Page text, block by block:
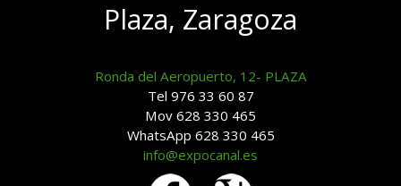
Plaza, Zaragoza
Ronda del Aeropuerto, 12- PLAZA
Tel 976 33 60 87
Mov 628 330 465
WhatsApp 628 330 465
info@expocanal.es